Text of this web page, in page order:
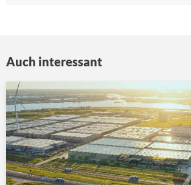
Auch interessant